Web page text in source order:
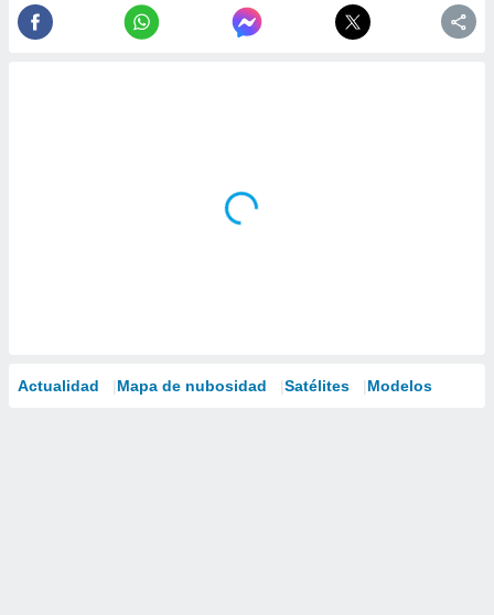
Actualidad Mapa de nubosidad Satélites Modelos